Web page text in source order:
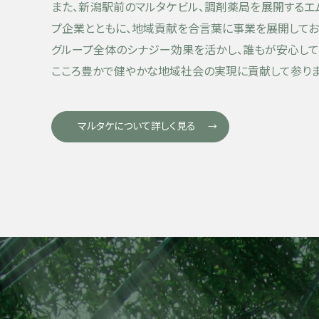
また、新潟駅前のマルタケビル、調剤薬局を展開する
プ企業とともに、地域貢献を合言葉に事業を展開してお
グループ全体のシナジー効果を活かし、誰もが安心し
こころ豊かで健やかな地域社会の実現に貢献して参りま
マルタケについて詳しく見る